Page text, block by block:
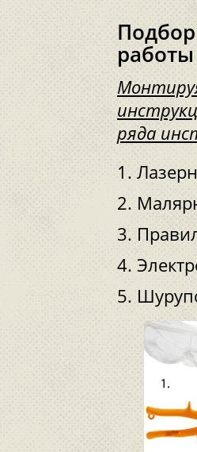
ряда